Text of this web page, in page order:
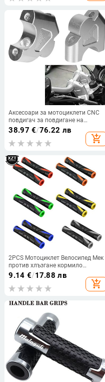
Аксесоари за мотоциклети CNC
повдигач за повдигане на
кормилото за BMW GS 1200 1250
R1200GS R1250GS Adventure
R1250RS S1000XR R1200R
38.97 €/76.22 лв
add_shopping_cart
2PCS Мотоциклет Велосипед Мек
против хлъзгане кормило
Спирачна дръжка Silic Sleeve
Мотоциклет Велосипед Дръжки
Защитен капак Аксесоари
9.14 €/17.88 лв
add_shopping_cart